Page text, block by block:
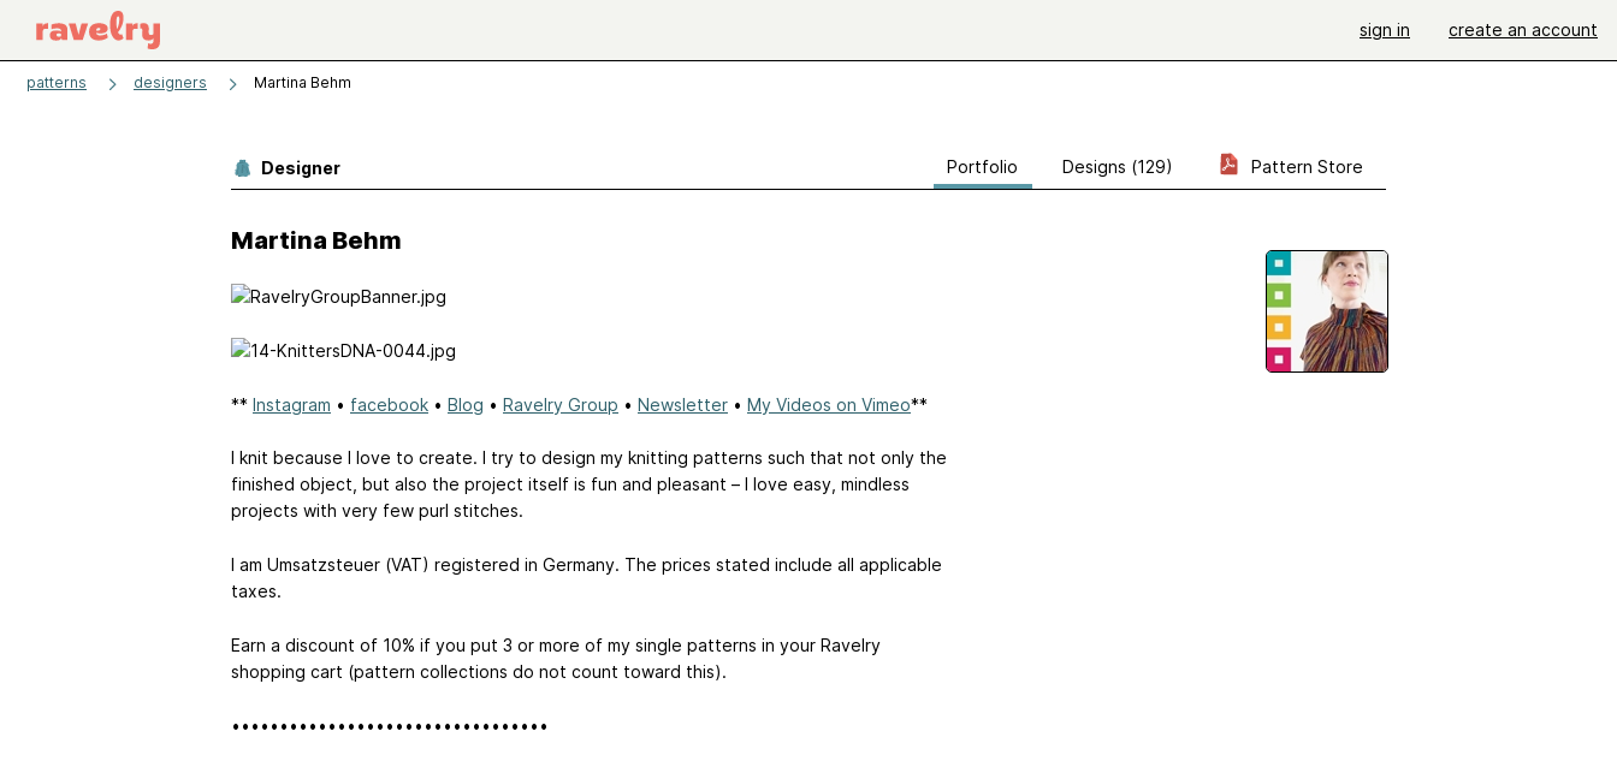
sign in create an account
patterns designers Martina Behm
Designer Portfolio Designs (129) Pattern Store
Martina Behm
** Instagram • facebook • Blog • Ravelry Group • Newsletter • My Videos on Vimeo**
I knit because I love to create. I try to design my knitting patterns such that not only the
finished object, but also the project itself is fun and pleasant – I love easy, mindless
projects with very few purl stitches.
I am Umsatzsteuer (VAT) registered in Germany. The prices stated include all applicable
taxes.
Earn a discount of 10% if you put 3 or more of my single patterns in your Ravelry
shopping cart (pattern collections do not count toward this).
•••••••••••••••••••••••••••••••••